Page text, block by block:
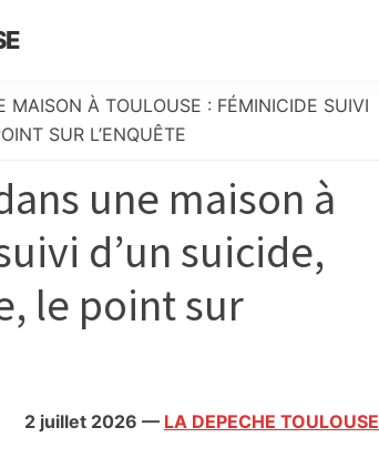
MAISON À TOULOUSE : FÉMINICIDE SUIVI
SUR L’ENQUÊTE
une maison à
d’un suicide,
le point sur
2 juillet 2026 — LA DEPECHE TOULOUSE